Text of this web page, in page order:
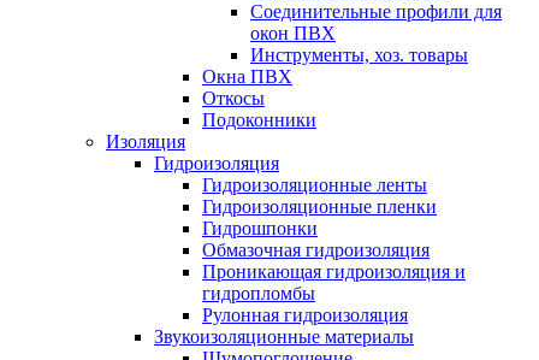
Соединительные профили для
окон ПВХ
Инструменты, хоз. товары
Окна ПВХ
Откосы
Подоконники
Изоляция
Гидроизоляция
Гидроизоляционные ленты
Гидроизоляционные пленки
Гидрошпонки
Обмазочная гидроизоляция
Проникающая гидроизоляция и
гидропломбы
Рулонная гидроизоляция
Звукоизоляционные материалы